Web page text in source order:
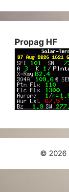
Propag HF
© 2026